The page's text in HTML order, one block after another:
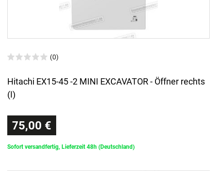
(0)
Hitachi EX15-45 -2 MINI EXCAVATOR - Öffner rechts
(I)
75,00 €
Sofort versandfertig, Lieferzeit 48h (Deutschland)